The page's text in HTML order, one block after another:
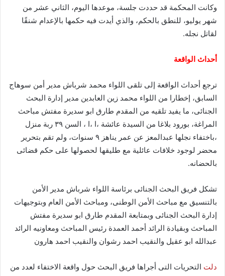
وكانت المحكمة قد حددت جلسة، موعدها اليوم، الثاني عشر من
شهر يوليو، للنطق بالحكم، والذي أيدت فيه حكمها بالإعدام شنقًا
لقاتل نجله.
أحداث الواقعة
ترجع أحداث الواقعة إلى تلقى اللواء محمد شرباش مدير أمن سوهاج
السابق، إخطارا من اللواء محمد زين العابدين مدير إدارة البحث
الجنائى، ما يفيد تلقيه من المقدم طارق ابو سديرة مفتش مباحث
المراغة، بورود بلاغا من السيدة عائشة ،ا ،ا ، السن ٣٩ ربة منزل
،باختفاء نجلها عبدالمعز عن عمر يناهز ٩ سنوات، ولم تقم بتحرير
محضر لوجود خلافات عائلية مع طليقها لحصولها على حكم قضائى
بالحضانه.
تشكل فريق البحث الجنائى برئاسة اللواء شرباش مدير الأمن
بالتنسيق مع مباحث الأمن الوطنى، ومباحث الأمن العام وبتوجيهات
إدارة البحث الجنائى وبمتابعة المقدم طارق ابو سديرة مفتش
المباحث وبقيادة الرائد أحمد العمدة رئيس المباحث ومعاونيه الرائد
عبدالله ابو عقيل والنقيب احمد رشوان والنقيب احمد هارون
دلت التحريات التى أجراها فريق البحث حول واقعة الاختفاء لعدد من